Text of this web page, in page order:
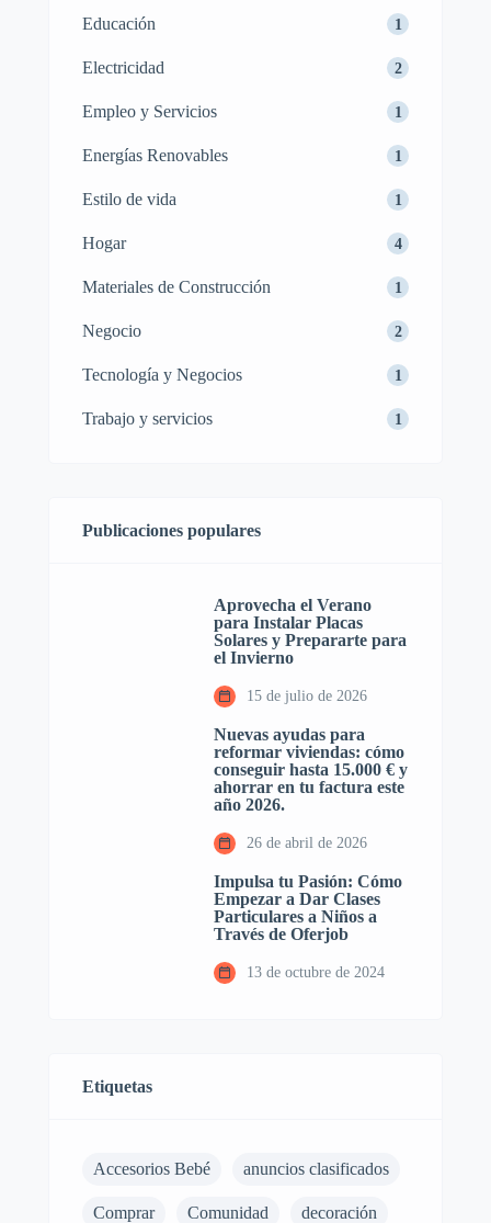
Educación 1
Electricidad 2
Empleo y Servicios 1
Energías Renovables 1
Estilo de vida 1
Hogar 4
Materiales de Construcción 1
Negocio 2
Tecnología y Negocios 1
Trabajo y servicios 1
Publicaciones populares
Aprovecha el Verano
para Instalar Placas
Solares y Prepararte para
el Invierno
15 de julio de 2026
Nuevas ayudas para
reformar viviendas: cómo
conseguir hasta 15.000 € y
ahorrar en tu factura este
año 2026.
26 de abril de 2026
Impulsa tu Pasión: Cómo
Empezar a Dar Clases
Particulares a Niños a
Través de Oferjob
13 de octubre de 2024
Etiquetas
Accesorios Bebé anuncios clasificados
Comprar Comunidad decoración